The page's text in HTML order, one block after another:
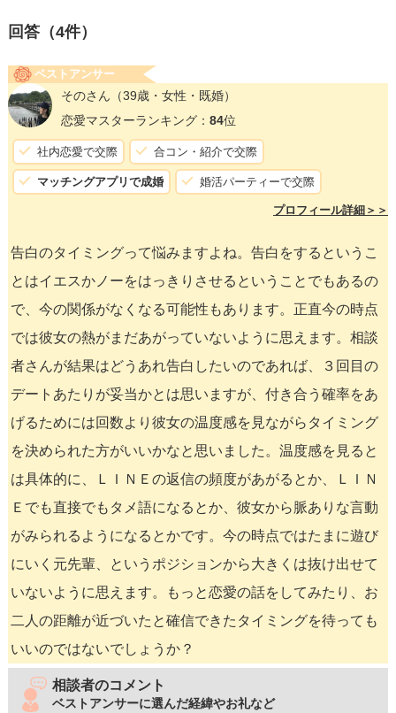
回答（4件）
ベストアンサー
そのさん （39歳・女性・既婚）
恋愛マスターランキング： 84位
社内恋愛で交際 合コン・紹介で交際
マッチングアプリで成婚 婚活パーティーで交際
プロフィール詳細＞＞
告白のタイミングって悩みますよね。告白をするというこ
とはイエスかノーをはっきりさせるということでもあるの
で、今の関係がなくなる可能性もあります。正直今の時点
では彼女の熱がまだあがっていないように思えます。相談
者さんが結果はどうあれ告白したいのであれば、３回目の
デートあたりが妥当かとは思いますが、付き合う確率をあ
げるためには回数より彼女の温度感を見ながらタイミング
を決められた方がいいかなと思いました。温度感を見ると
は具体的に、ＬＩＮＥの返信の頻度があがるとか、ＬＩＮ
Ｅでも直接でもタメ語になるとか、彼女から脈ありな言動
がみられるようになるとかです。今の時点ではたまに遊び
にいく元先輩、というポジションから大きくは抜け出せて
いないように思えます。もっと恋愛の話をしてみたり、お
二人の距離が近づいたと確信できたタイミングを待っても
いいのではないでしょうか？
相談者のコメント
ベストアンサーに選んだ経緯やお礼など